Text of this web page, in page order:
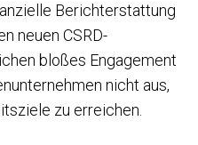
Berichterstattung
neuen CSRD-
bloßes Engagement
nicht aus,
zu erreichen.